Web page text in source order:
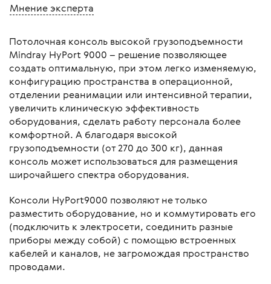
Мнение эксперта
Потолочная консоль высокой грузоподъемности
Mindray HyPort 9000 – решение позволяющее
создать оптимальную, при этом легко изменяемую,
конфигурацию пространства в операционной,
отделении реанимации или интенсивной терапии,
увеличить клиническую эффективность
оборудования, сделать работу персонала более
комфортной. А благодаря высокой
грузоподъемности (от 270 до 300 кг), данная
консоль может использоваться для размещения
широчайшего спектра оборудования.
Консоли HyPort9000 позволяют не только
разместить оборудование, но и коммутировать его
(подключить к электросети, соединить разные
приборы между собой) с помощью встроенных
кабелей и каналов, не загромождая пространство
проводами.